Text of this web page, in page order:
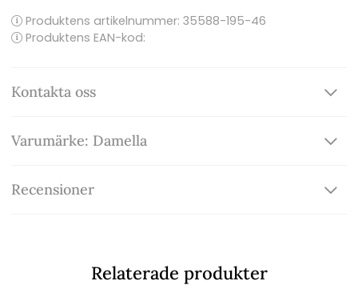
Produktens artikelnummer: 35588-195-46
Produktens EAN-kod:
Kontakta oss
Varumärke: Damella
Recensioner
Relaterade produkter